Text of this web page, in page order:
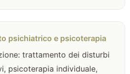
psichiatrico e psicoterapia
trattamento dei disturbi
psicoterapia individuale,